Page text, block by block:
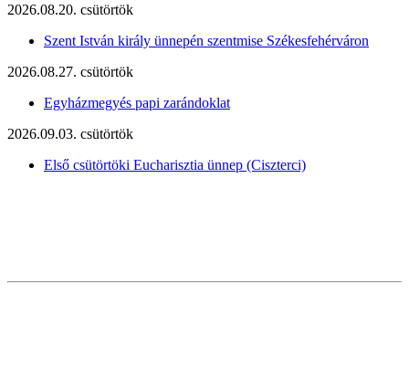
2026.08.20. csütörtök
Szent István király ünnepén szentmise Székesfehérváron
2026.08.27. csütörtök
Egyházmegyés papi zarándoklat
2026.09.03. csütörtök
Első csütörtöki Eucharisztia ünnep (Ciszterci)